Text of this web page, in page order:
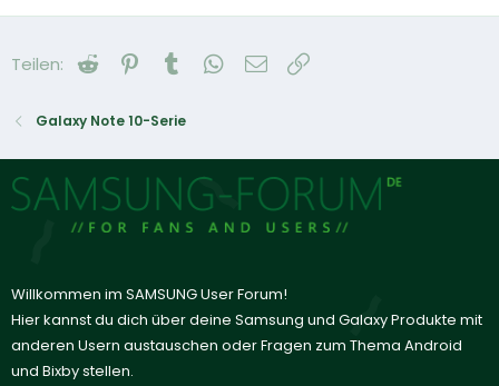
Teilen: Reddit Pinterest
Tumblr WhatsApp
E-Mail
Galaxy Note 10-Serie
Willkommen im SAMSUNG User Forum!
Hier kannst du dich über deine Samsung und Galaxy Produkte mit
anderen Usern austauschen oder Fragen zum Thema Android
und Bixby stellen.